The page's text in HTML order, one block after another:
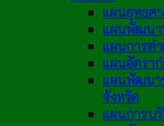
แผนยุทธศ
แผนพัฒนา
แผนการด
แผนอัตราก
แผนพัฒนา
จังหวัด
แผนการบ